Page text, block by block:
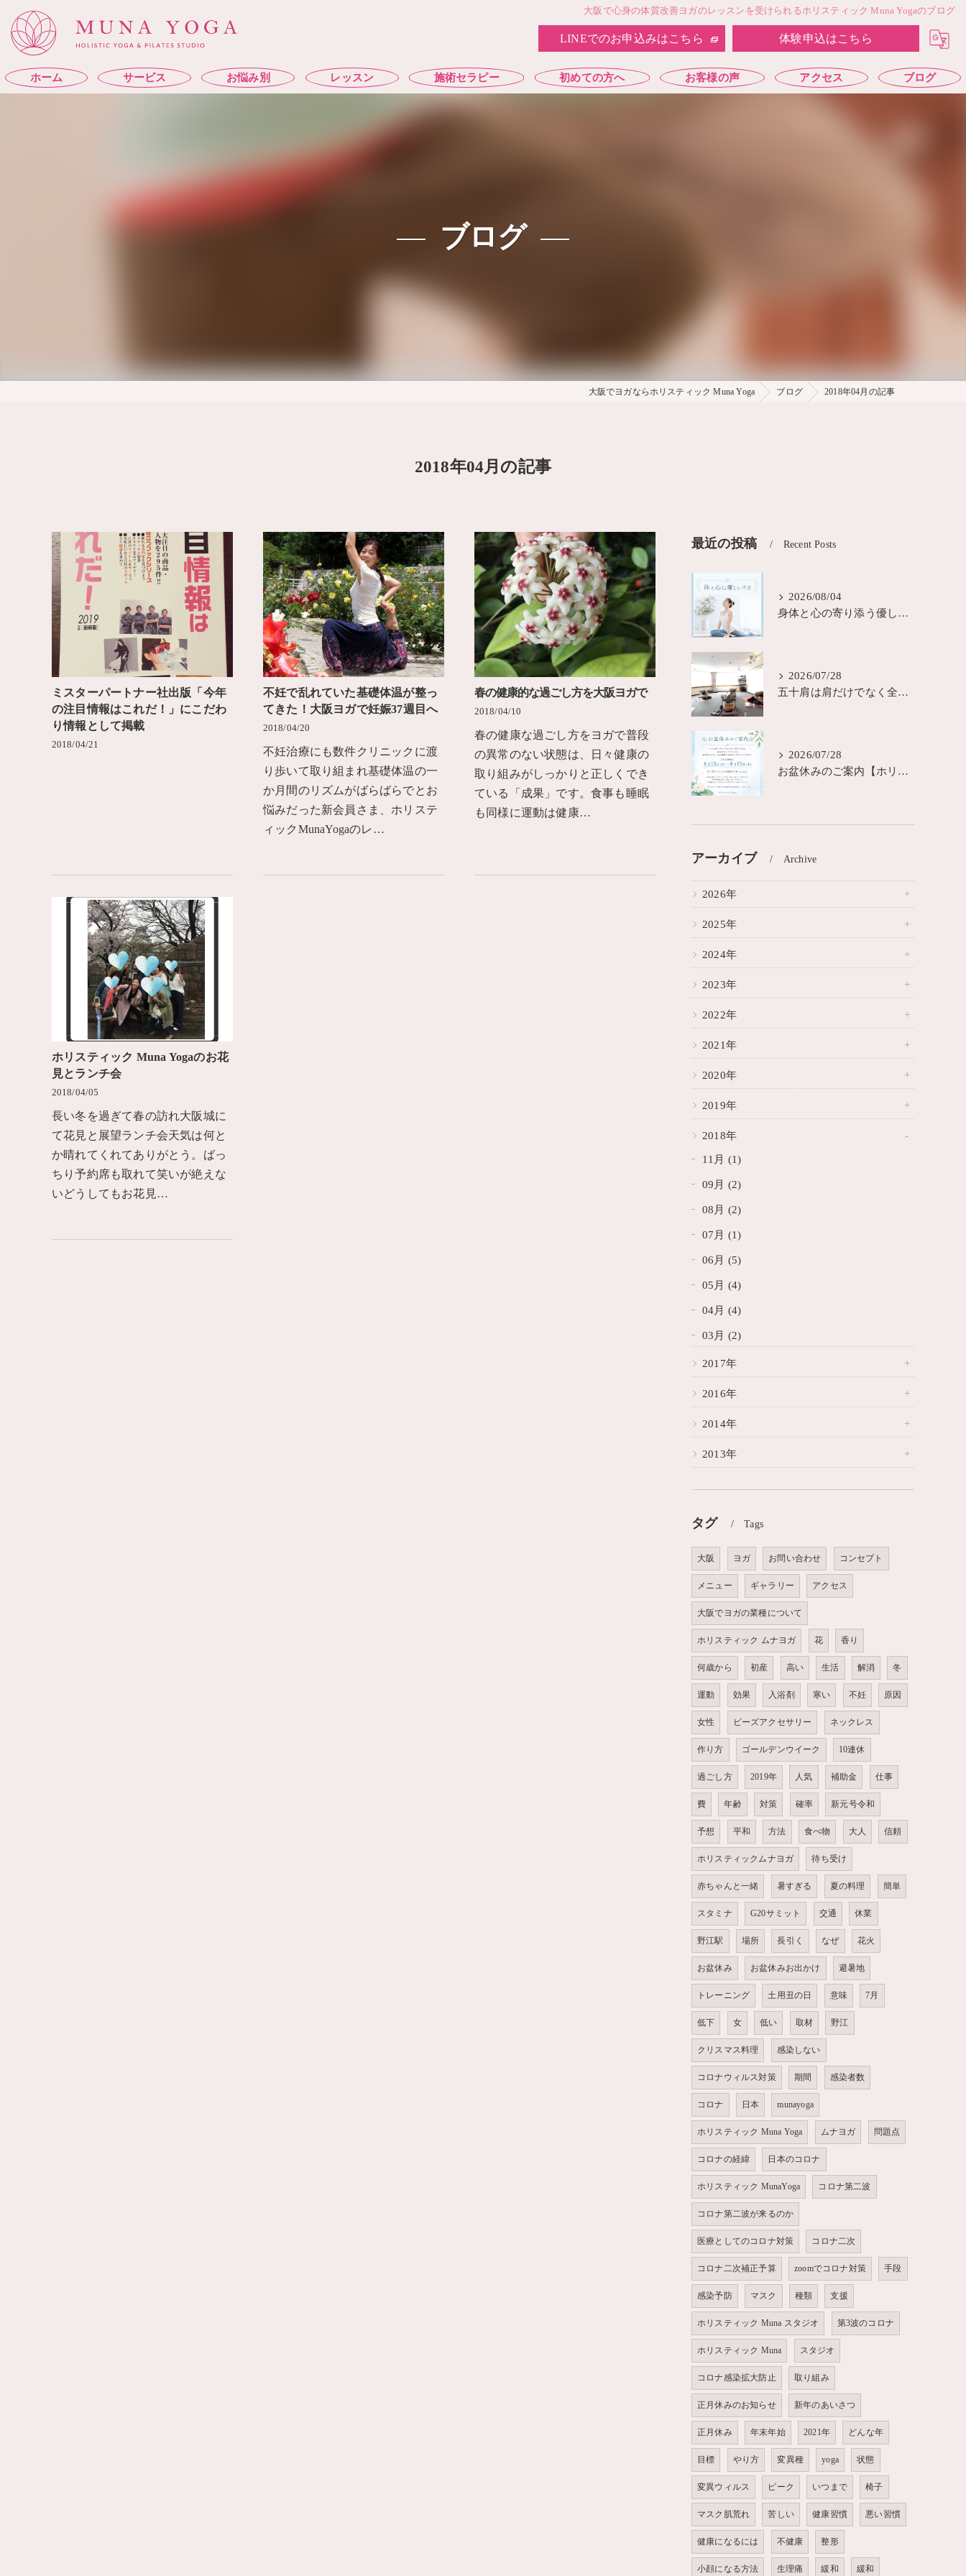
大阪で心身の体質改善ヨガのレッスンを受けられるホリスティック Muna Yogaのブログ
LINEでのお申込みはこちら 体験申込はこちら
ホーム サービス お悩み別 レッスン 施術セラピー 初めての方へ お客様の声 アクセス ブログ
ブログ
大阪でヨガならホリスティック Muna Yoga ブログ 2018年04月の記事
2018年04月の記事
ミスターパートナー社出版「今年
の注目情報はこれだ！」にこだわ
り情報として掲載
2018/04/21
不妊で乱れていた基礎体温が整っ
てきた！大阪ヨガで妊娠37週目へ
2018/04/20
不妊治療にも数件クリニックに渡
り歩いて取り組まれ基礎体温の一
か月間のリズムがばらばらでとお
悩みだった新会員さま、ホリステ
ィックMunaYogaのレ…
春の健康的な過ごし方を大阪ヨガで
2018/04/10
春の健康な過ごし方をヨガで普段
の異常のない状態は、日々健康の
取り組みがしっかりと正しくでき
ている「成果」です。食事も睡眠
も同様に運動は健康…
ホリスティック Muna Yogaのお花
見とランチ会
2018/04/05
長い冬を過ぎて春の訪れ大阪城に
て花見と展望ランチ会天気は何と
か晴れてくれてありがとう。ばっ
ちり予約席も取れて笑いが絶えな
いどうしてもお花見…
最近の投稿 Recent Posts
2026/08/04
身体と心の寄り添う優しいヨガ大阪MUNA
2026/07/28
五十肩は肩だけでなく全身の歪みが原因？城東区ヨガピラティス
2026/07/28
お盆休みのご案内【ホリスティック Munaスタジオ】
アーカイブ Archive
2026年
2025年
2024年
2023年
2022年
2021年
2020年
2019年
2018年
11月 (1)
09月 (2)
08月 (2)
07月 (1)
06月 (5)
05月 (4)
04月 (4)
03月 (2)
2017年
2016年
2014年
2013年
タグ Tags
大阪 ヨガ お問い合わせ コンセプト
メニュー ギャラリー アクセス
大阪でヨガの業種について
ホリスティック ムナヨガ 花 香り
何歳から 初産 高い 生活 解消 冬
運動 効果 入浴剤 寒い 不妊 原因
女性 ビーズアクセサリー ネックレス
作り方 ゴールデンウイーク 10連休
過ごし方 2019年 人気 補助金 仕事
費 年齢 対策 確率 新元号令和
予想 平和 方法 食べ物 大人 信頼
ホリスティックムナヨガ 待ち受け
赤ちゃんと一緒 暑すぎる 夏の料理 簡単
スタミナ G20サミット 交通 休業
野江駅 場所 長引く なぜ 花火
お盆休み お盆休みお出かけ 避暑地
トレーニング 土用丑の日 意味 7月
低下 女 低い 取材 野江
クリスマス料理 感染しない
コロナウィルス対策 期間 感染者数
コロナ 日本 munayoga
ホリスティック Muna Yoga ムナヨガ 問題点
コロナの経緯 日本のコロナ
ホリスティック MunaYoga コロナ第二波
コロナ第二波が来るのか
医療としてのコロナ対策 コロナ二次
コロナ二次補正予算 zoomでコロナ対策 手段
感染予防 マスク 種類 支援
ホリスティック Muna スタジオ 第3波のコロナ
ホリスティック Muna スタジオ
コロナ感染拡大防止 取り組み
正月休みのお知らせ 新年のあいさつ
正月休み 年末年始 2021年 どんな年
目標 やり方 変異種 yoga 状態
変異ウィルス ピーク いつまで 椅子
マスク肌荒れ 苦しい 健康習慣 悪い習慣
健康になるには 不健康 整形
小顔になる方法 生理痛 緩和 緩和